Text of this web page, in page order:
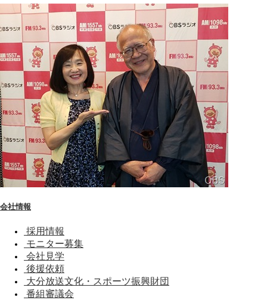
会社情報
採用情報
モニター募集
会社見学
後援依頼
大分放送文化・スポーツ振興財団
番組審議会